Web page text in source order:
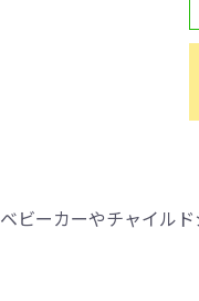
ビーカーやチャイル